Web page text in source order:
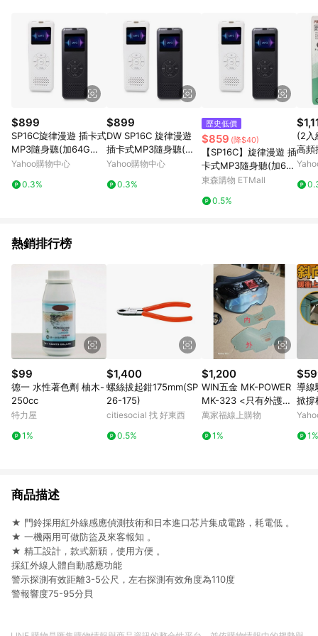
提供簡單、快速、輕鬆的購物流程及體驗，將不定期推出精選、
話題性或期間限定商品來滿足您的喜好。
$899
SP16C旋律漫遊 插卡式
MP3隨身聽(加64G記
憶卡)(附6大好禮)
Yahoo購物中心
0.3%
$899
DW SP16C 旋律漫遊
插卡式MP3隨身聽(加6
4G記憶卡)(附6大好禮)
Yahoo購物中心
0.3%
歷史低價
$859 (降$40)
【SP16C】旋律漫遊 插
卡式MP3隨身聽(加64
G記憶卡)(附6大好禮)
東森購物 ETMall
0.5%
(2入
高頻
-218
熱銷排行榜
$99
德一 水性著色劑 柚木-
250cc
特力屋
1%
$1,400
螺絲拔起鉗175mm(SP
26-175)
citiesocial 找 好東西
0.5%
$1,200
WIN五金 MK-POWER
MK-323 <只有外護片
+內(一次五組)> 液晶
電焊安全眼鏡 焊接眼鏡
萬家福線上購物
1%
導線
掀撐
桿/
1%
商品描述
★ 門鈴採用紅外線感應偵測技術和日本進口芯片集成電路，耗電低 。
★ 一機兩用可做防盜及來客報知 。
★ 精工設計，款式新穎，使用方便 。
採紅外線人體自動感應功能
警示探測有效距離3-5公尺，左右探測有效角度為110度
警報響度75-95分貝